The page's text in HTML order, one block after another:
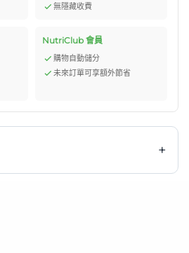
無隱藏收費
NutriClub 會員
購物自動儲分
未來訂單可享額外節省
+